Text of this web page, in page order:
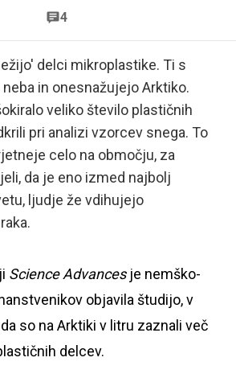
4
delci mikroplastike. Ti s
in onesnažujejo Arktiko.
veliko število plastičnih
pri analizi vzorcev snega. To
celo na območju, za
da je eno izmed najbolj
ljudje že vdihujejo
Science Advancesje nemško-
objavila študijo, v
so na Arktiki v litru zaznali več
delcev.